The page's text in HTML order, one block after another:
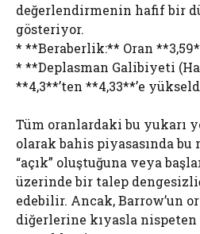
değerlendirmenin hafif bir
gösteriyor.
* **Beraberlik:** Oran
* **Deplasman Galibiyeti
**4,3**’ten **4,33**’e
Tüm oranlardaki bu yukarı
olarak bahis piyasasında
“açık” oluştuğuna veya
üzerinde bir talep
edebilir. Ancak, Barrow’un
diğerlerine kıyasla nispeten